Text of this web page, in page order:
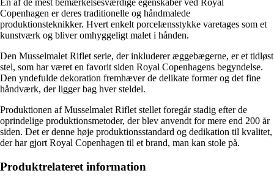
En af de mest bemærkelsesværdige egenskaber ved Royal
Copenhagen er deres traditionelle og håndmalede
produktionsteknikker. Hvert enkelt porcelænsstykke varetages som et
kunstværk og bliver omhyggeligt malet i hånden.
Den Musselmalet Riflet serie, der inkluderer æggebægerne, er et tidløst
stel, som har været en favorit siden Royal Copenhagens begyndelse.
Den yndefulde dekoration fremhæver de delikate former og det fine
håndværk, der ligger bag hver steldel.
Produktionen af Musselmalet Riflet stellet foregår stadig efter de
oprindelige produktionsmetoder, der blev anvendt for mere end 200 år
siden. Det er denne høje produktionsstandard og dedikation til kvalitet,
der har gjort Royal Copenhagen til et brand, man kan stole på.
Produktrelateret information